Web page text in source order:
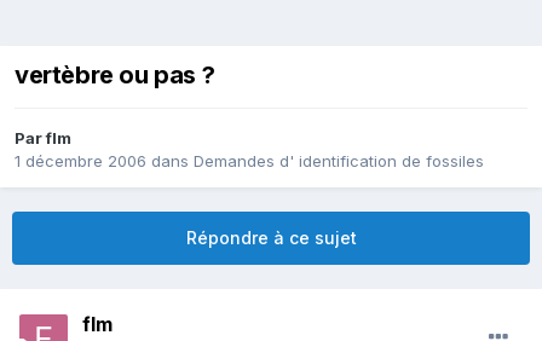
vertèbre ou pas ?
Parflm
1 décembre 2006 dans Demandes d' identification de fossiles
Répondre à ce sujet
flm